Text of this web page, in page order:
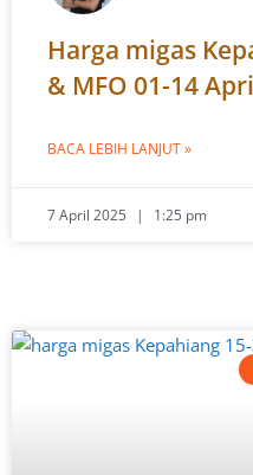
Harga migas
& MFO 01-14
BACA LEBIH LANJUT »
7 April 2025 1:25 pm